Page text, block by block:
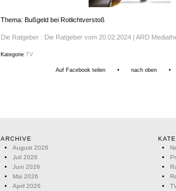
Thema: Bußgeld bei Rotlichtverstoß
Die Ratgeber : Die Ratgeber vom 20.02.2024 | ARD
Kategorie TV
Auf Facebook teilen • nach oben •
ARCHIVE
August 2026
Juli 2026
Juni 2026
Mai 2026
April 2026